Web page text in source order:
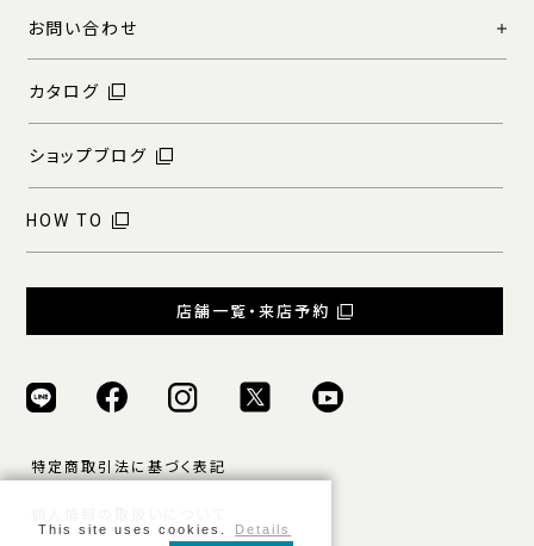
お問い合わせ
カタログ
ショップブログ
HOW TO
店舗一覧・来店予約
特定商取引法に基づく表記
This site uses cookies. Details